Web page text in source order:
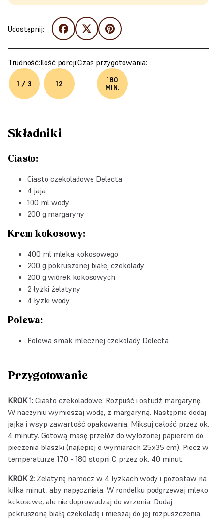
Udostępnij:
Trudność:
1 / 3
Ilość porcji:
12
Czas przygotowania:
180
MIN.
Składniki
Ciasto:
Ciasto czekoladowe Delecta
4 jaja
100 ml wody
200 g margaryny
Krem kokosowy:
400 ml mleka kokosowego
200 g pokruszonej białej czekolady
200 g wiórek kokosowych
2 łyżki żelatyny
4 łyżki wody
Polewa:
Polewa smak mlecznej czekolady Delecta
Przygotowanie
KROK 1: Ciasto czekoladowe: Rozpuść i ostudź margarynę.
W naczyniu wymieszaj wodę, z margaryną. Następnie dodaj
jajka i wsyp zawartość opakowania. Miksuj całość przez ok.
4 minuty. Gotową masę przełóż do wyłożonej papierem do
pieczenia blaszki (najlepiej o wymiarach 25x35 cm). Piecz w
temperaturze 170 - 180 stopni C przez ok. 40 minut.
KROK 2: Żelatynę namocz w 4 łyżkach wody i pozostaw na
kilka minut, aby napęczniała. W rondelku podgrzewaj mleko
kokosowe, ale nie doprowadzaj do wrzenia. Dodaj
pokruszoną białą czekoladę i mieszaj do jej rozpuszczenia.